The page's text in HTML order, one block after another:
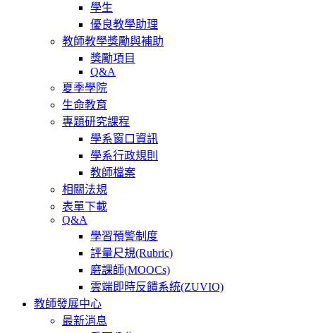
學生
優良教學助理
教師教學獎勵與補助
獎勵項目
Q&A
夏季學院
生命教育
專題研究課程
學系窗口資訊
學系行政規則
教師檔案
相關法規
表單下載
Q&A
學習預警制度
評量尺規(Rubric)
磨課師(MOOCs)
雲端即時反饋系統(ZUVIO)
教師發展中心
最新消息